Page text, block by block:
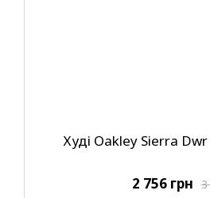
Худi Oakley Sierra
3
2 756 грн